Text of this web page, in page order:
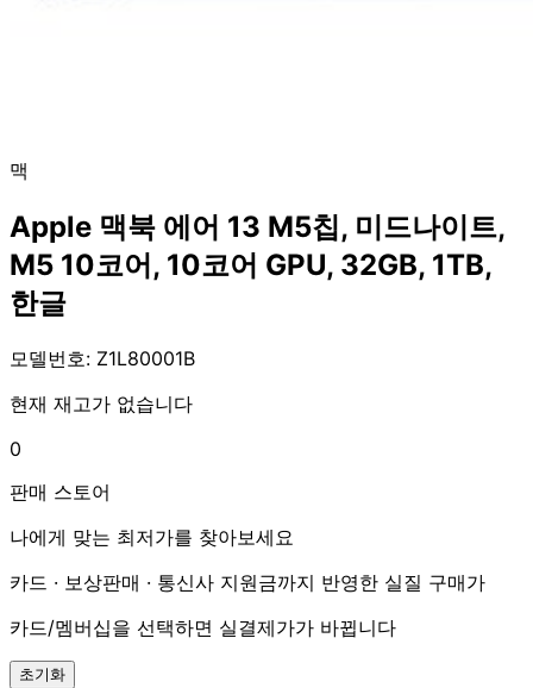
맥
Apple 맥북 에어 13 M5칩, 미드나이트,
M5 10코어, 10코어 GPU, 32GB, 1TB,
한글
모델번호: Z1L80001B
현재 재고가 없습니다
0
판매 스토어
나에게 맞는 최저가를 찾아보세요
카드 · 보상판매 · 통신사 지원금까지 반영한 실질 구매가
카드/멤버십을 선택하면 실결제가가 바뀝니다
초기화